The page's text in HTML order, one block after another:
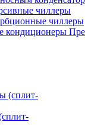
чиллеры
чиллеры